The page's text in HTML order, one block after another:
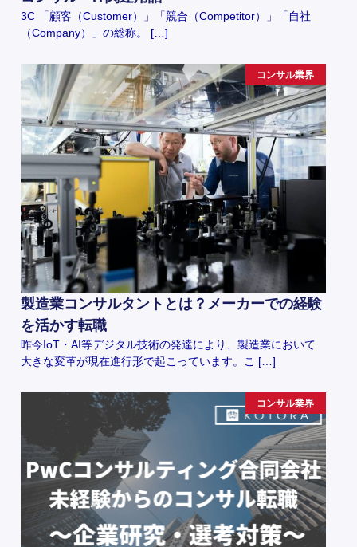
3C 「顧客（Customer）」「競合（Competitor）」「自社
（Company）」の総称。 […]
コンサル業界
製造業コンサルタントとは？メーカーでの経験
を活かす転職
昨今IoT・AI等デジタル技術の発達により、製造業において
大きな変革が現在進行形で起こっています。こ […]
コンサル業界